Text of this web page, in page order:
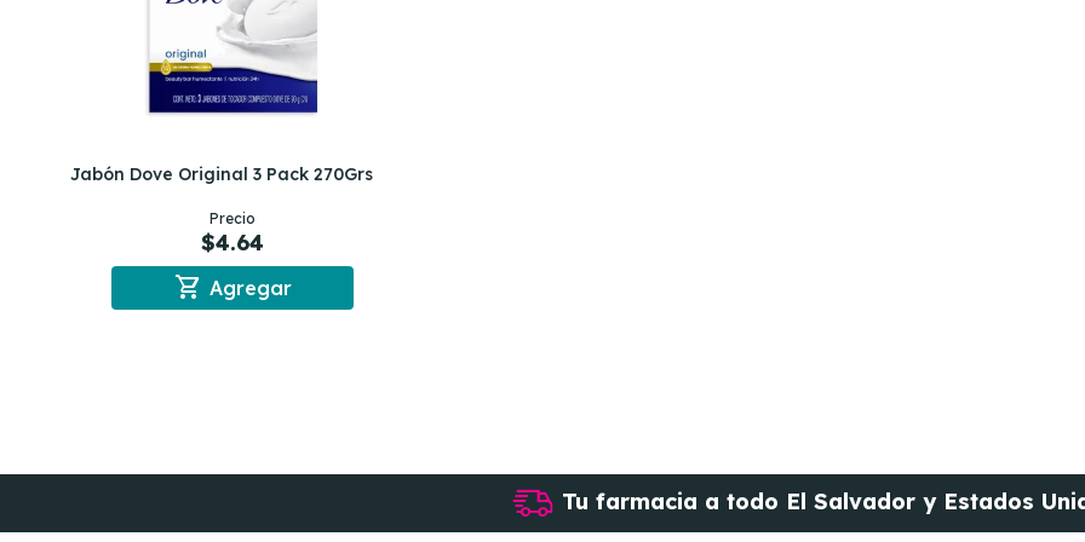
Jabón Dove Original 3 Pack 270Grs
Precio
$4.64
shopping_cart Agregar
Tu farmacia a todo El Salvador y Estados